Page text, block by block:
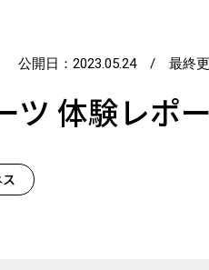
公開日：2023.05.24/ 最終更
ツ 体験レポ